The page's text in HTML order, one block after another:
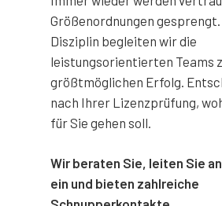
Größenordnungen
Disziplin begleiten wir die
leistungsorientierten Teams
größtmöglichen Erfolg.
nach Ihrer Lizenzprüfung,
für Sie gehen soll.
Wir beraten Sie, leiten Sie
ein und bieten zahlreiche